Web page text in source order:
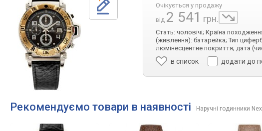
Очікується у продажу
від 2 541 грн.
Стать: чоловічі; Країна
(живлення): батарейка; Тип
люмінесцентне покриття; дата
в список додати до
Рекомендуємо товари в наявності Наручні годинники